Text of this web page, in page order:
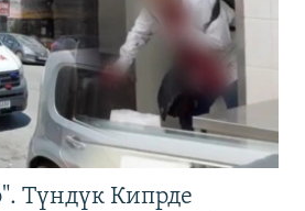
Түндүк Кипрде